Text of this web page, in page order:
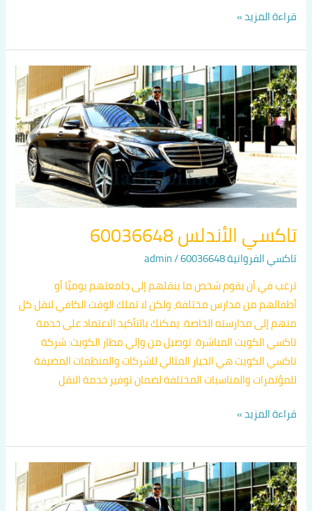
قراءة المزيد »
تاكسي الأندلس 60036648
تاكسي الفروانية 60036648 /
admin
ترغب في أن يقوم شخص ما بنقلهم إلى جامعتهم يوميًا أو
أطفالهم من مدارس مختلفة، ولكن لا تملك الوقت الكافي لنقل كل
منهم إلى مدارسته الخاصة. يمكنك بالتأكيد الاعتماد على خدمة
تاكسي الكويت المباشرة. توصيل من وإلي مطار الكويت: شركة
تاكسي الكويت هي الخيار المثالي للشركات والمنظمات المضيفة
للمؤتمرات والمناسبات المختلفة لضمان توفير خدمة النقل
تاكسي
الأندلس
60036648
قراءة المزيد »
تاكسي
ضاحية